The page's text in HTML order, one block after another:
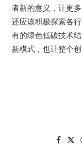
者新的意义，让更
还应该积极探索各
有的绿色低碳技术
新模式，也让整个